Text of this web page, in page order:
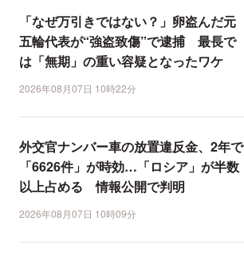
「なぜ万引きではない？」卵盗んだ元
五輪代表が“強盗致傷”で逮捕 最長で
は「無期」の重い容疑となったワケ
2026年08月07日 10時22分
外交官ナンバー車の放置違反金、2年で
「6626件」が時効…「ロシア」が半数
以上占める 情報公開で判明
2026年08月07日 10時09分